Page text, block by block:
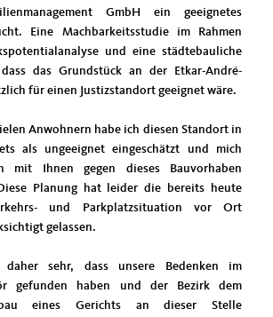
GmbH ein geeignetes
Eine Machbarkeitsstudie im Rahmen
und eine städtebauliche
das Grundstück an der Etkar-André-
für einen Justizstandort geeignet wäre.
Anwohnern habe ich diesen Standort in
als ungeeignet eingeschätzt und mich
mit Ihnen gegen dieses Bauvorhaben
Planung hat leider die bereits heute
und Parkplatzsituation vor Ort
gelassen.
sehr, dass unsere Bedenken im
gefunden haben und der Bezirk dem
eines Gerichts an dieser Stelle